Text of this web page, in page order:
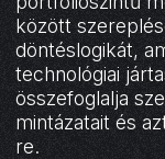
között
döntéslogikát,
technológiai
összefoglalja
mintázatait és
re.